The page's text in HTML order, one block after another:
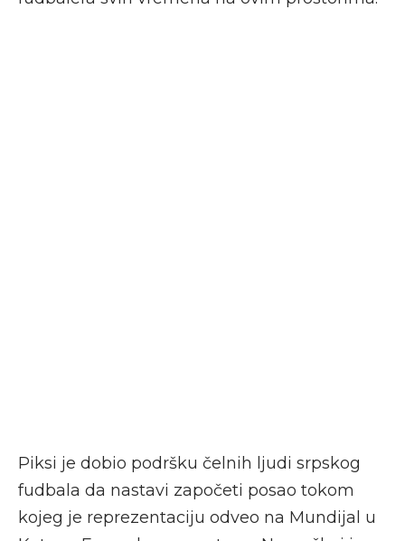
Piksi je dobio podršku čelnih ljudi srpskog
fudbala da nastavi započeti posao tokom
kojeg je reprezentaciju odveo na Mundijal u